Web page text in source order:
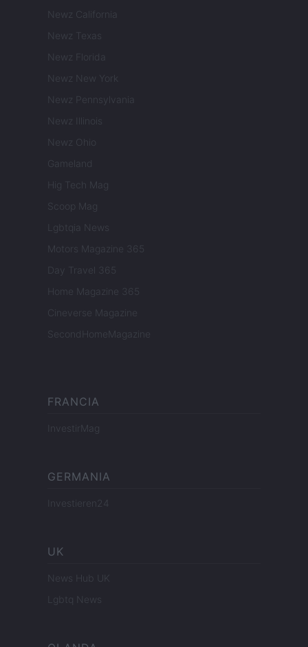
Newz California
Newz Texas
Newz Florida
Newz New York
Newz Pennsylvania
Newz Illinois
Newz Ohio
Gameland
Hig Tech Mag
Scoop Mag
Lgbtqia News
Motors Magazine 365
Day Travel 365
Home Magazine 365
Cineverse Magazine
SecondHomeMagazine
FRANCIA
InvestirMag
GERMANIA
Investieren24
UK
News Hub UK
Lgbtq News